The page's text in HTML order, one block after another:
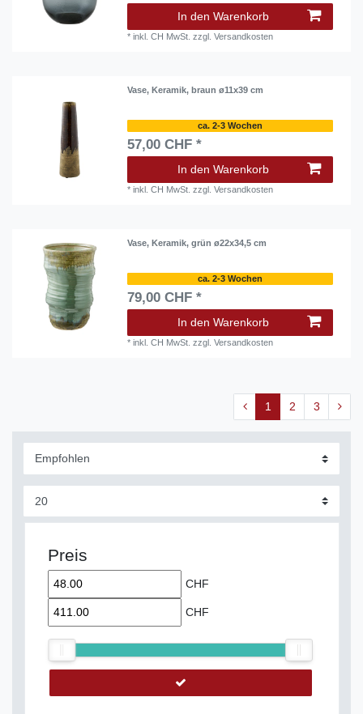
In den Warenkorb
*inkl. CH MwSt. zzgl.Versandkosten
Vase, Keramik, braun ø11x39 cm
ca. 2-3 Wochen
57,00 CHF *
In den Warenkorb
*inkl. CH MwSt. zzgl.Versandkosten
Vase, Keramik, grün ø22x34,5 cm
ca. 2-3 Wochen
79,00 CHF *
In den Warenkorb
*inkl. CH MwSt. zzgl.Versandkosten
1 2 3
Preis
CHF
CHF